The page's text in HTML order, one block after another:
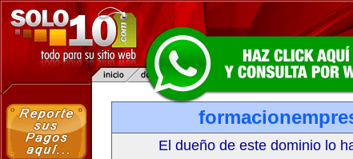
El dueño de este dominio lo